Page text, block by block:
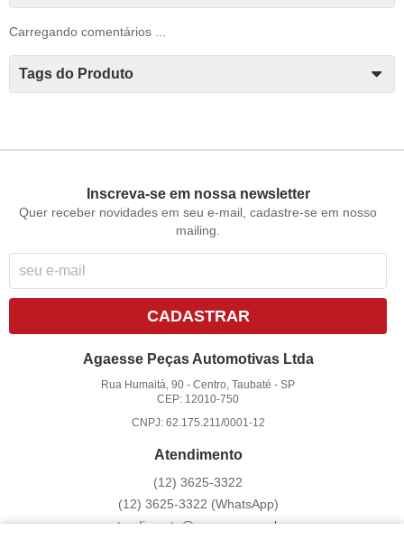
Carregando comentários ...
Tags do Produto
Inscreva-se em nossa newsletter
Quer receber novidades em seu e-mail, cadastre-se em nosso
mailing.
CADASTRAR
Agaesse Peças Automotivas Ltda
Rua Humaitá, 90 -Centro, Taubaté -SP
CEP: 12010-750
CNPJ: 62.175.211/0001-12
Atendimento
(12) 3625-3322
(12) 3625-3322 (WhatsApp)
atendimento@agaesse.com.br